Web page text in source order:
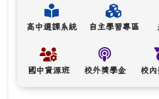
高中選課系統 自主學習專區
國中資源班 校外獎學金 校內